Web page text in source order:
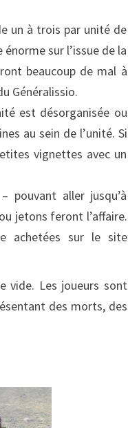
un à trois par unité de
sur l’issue de la
beaucoup de mal à
Généralissio.
est désorganisée ou
au sein de l’unité. Si
vignettes avec un
pouvant aller jusqu’à
jetons feront l’affaire.
achetées sur le site
vide. Les joueurs sont
des morts, des